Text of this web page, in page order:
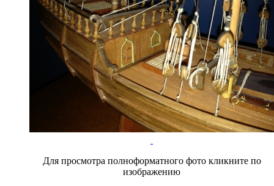
Для просмотра полноформатного фото кликните по
изображению